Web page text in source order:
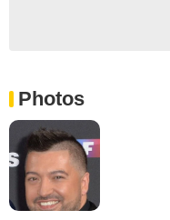
Photos